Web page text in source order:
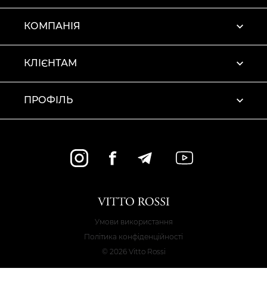
КОМПАНІЯ
КЛІЄНТАМ
ПРОФІЛЬ
Умови використання
Політика конфіденційності
© 2026 Vitto Rossi